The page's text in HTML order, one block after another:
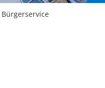
Bürgerservice